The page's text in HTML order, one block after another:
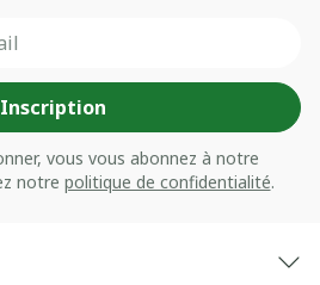
Inscription
vous vous abonnez à notre
notre politique de confidentialité.